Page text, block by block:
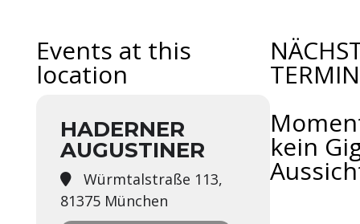
Events at this
location
HADERNER
AUGUSTINER
Würmtalstraße 113,
81375 München
kein